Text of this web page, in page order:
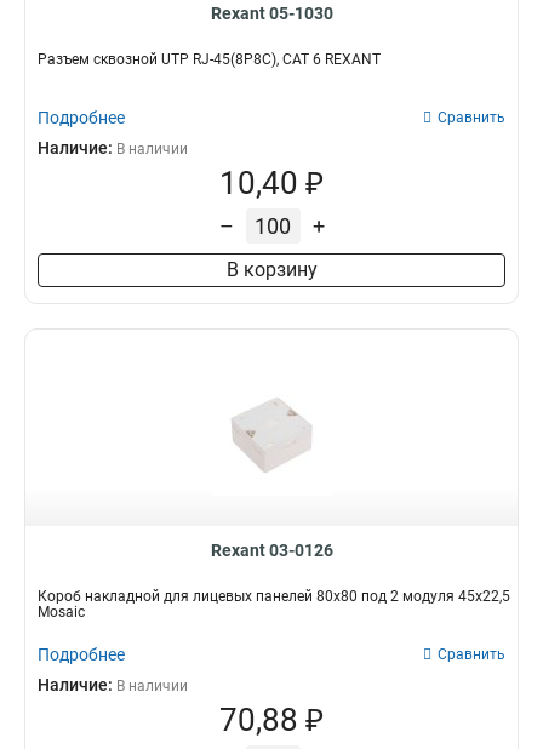
Rexant 05-1030
Разъем cквозной UTP RJ-45(8P8C), CAT 6 REXANT
Подробнее Сравнить
Наличие: В наличии
10,40 ₽
– +
В корзину
Rexant 03-0126
Короб накладной для лицевых панелей 80х80 под 2 модуля 45х22,5
Mosaic
Подробнее Сравнить
Наличие: В наличии
70,88 ₽